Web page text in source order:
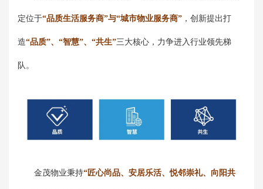
定位于“品质生活服务商”与“城市物业服务商” ，创新提出打
造“品质”、“智慧”、“共生”三大核心，力争进入行业领先梯
队。
金茂物业秉持“匠心尚品、安居乐活、悦邻崇礼、向阳共